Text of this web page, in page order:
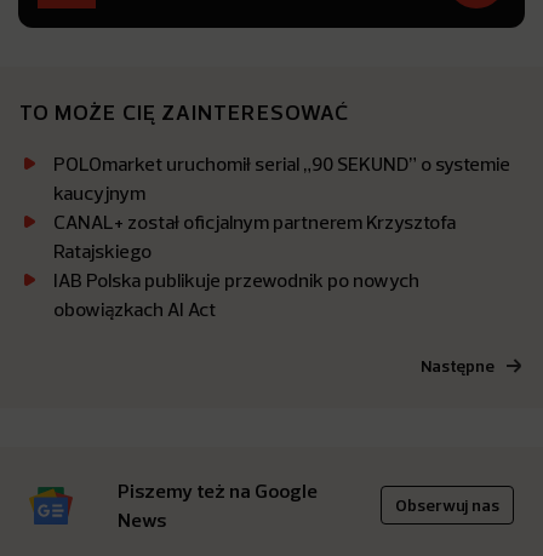
TO MOŻE CIĘ ZAINTERESOWAĆ
POLOmarket uruchomił serial „90 SEKUND” o systemie
kaucyjnym
CANAL+ został oficjalnym partnerem Krzysztofa
Ratajskiego
IAB Polska publikuje przewodnik po nowych
obowiązkach AI Act
Następne
Piszemy też na Google
News
Obserwuj nas